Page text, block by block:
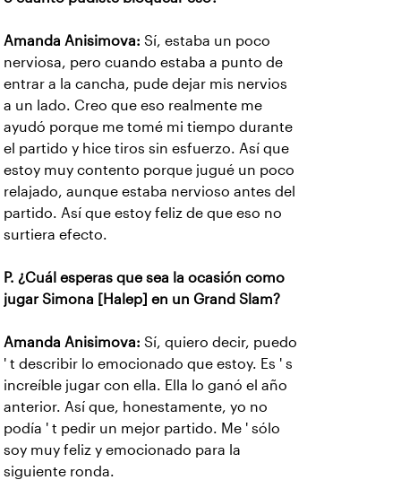
Amanda Anisimova: Sí, estaba un poco
nerviosa, pero cuando estaba a punto de
entrar a la cancha, pude dejar mis nervios
a un lado. Creo que eso realmente me
ayudó porque me tomé mi tiempo durante
el partido y hice tiros sin esfuerzo. Así que
estoy muy contento porque jugué un poco
relajado, aunque estaba nervioso antes del
partido. Así que estoy feliz de que eso no
surtiera efecto.
P. ¿Cuál esperas que sea la ocasión como
jugar Simona [Halep] en un Grand Slam?
Amanda Anisimova: Sí, quiero decir, puedo
' t describir lo emocionado que estoy. Es ' s
increíble jugar con ella. Ella lo ganó el año
anterior. Así que, honestamente, yo no
podía ' t pedir un mejor partido. Me ' sólo
soy muy feliz y emocionado para la
siguiente ronda.